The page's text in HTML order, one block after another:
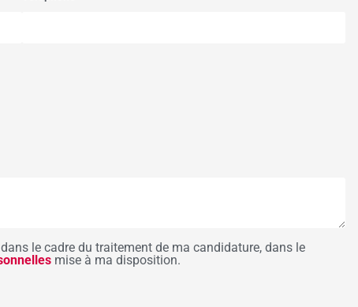
le cadre du traitement de ma candidature, dans le
mise à ma disposition.